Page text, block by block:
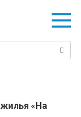
«На